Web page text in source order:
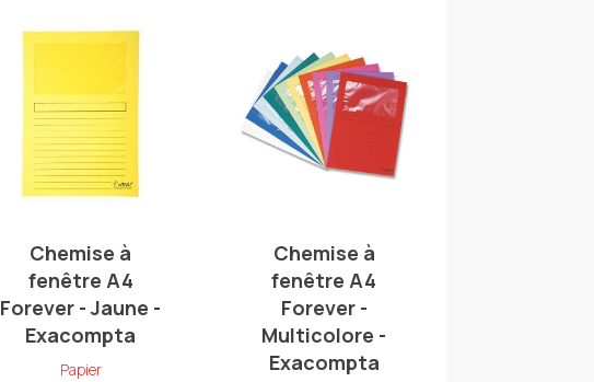
Chemise à
fenêtre A4
Forever - Jaune -
Exacompta
Papier
Chemise à
fenêtre A4
Forever -
Multicolore -
Exacompta